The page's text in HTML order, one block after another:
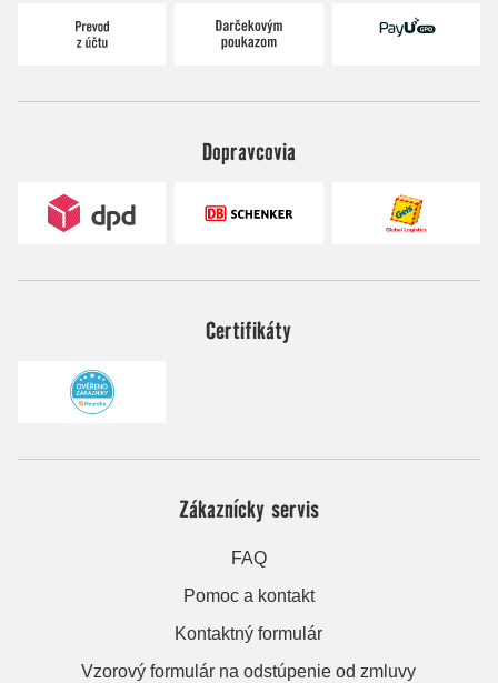
Dopravcovia
Certifikáty
Zákaznícky servis
FAQ
Pomoc a kontakt
Kontaktný formulár
Vzorový formulár na odstúpenie od zmluvy